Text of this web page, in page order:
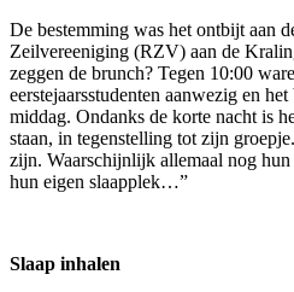
De bestemming was het ontbijt aan
Zeilvereeniging (RZV) aan de
zeggen de brunch? Tegen 10:00
eerstejaarsstudenten aanwezig en
middag. Ondanks de korte nacht is
staan, in tegenstelling tot zijn
zijn. Waarschijnlijk allemaal nog
hun eigen slaapplek…”
Slaap inhalen